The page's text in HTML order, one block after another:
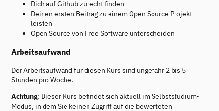
Dich auf Github zurecht finden
Deinen ersten Beitrag zu einem Open Source Projekt
leisten
Open Source von Free Software unterscheiden
Arbeitsaufwand
Der Arbeitsaufwand für diesen Kurs sind ungefähr 2 bis 5
Stunden pro Woche.
Achtung: Dieser Kurs befindet sich aktuell im Selbststudium-
Modus, in dem Sie keinen Zugriff auf die bewerteten